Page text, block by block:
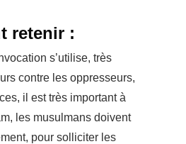
retenir :
s’utilise, très
contre les oppresseurs,
il est très important à
les musulmans doivent
pour solliciter les